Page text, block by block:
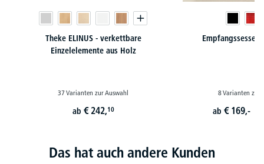
Theke ELINUS - verkettbare
Einzelelemente aus Holz
37 Varianten zur Auswahl
ab € 242,10
Empfangssessel
8 Varianten zur
ab€ 169,-
Das hat auch andere Kunden